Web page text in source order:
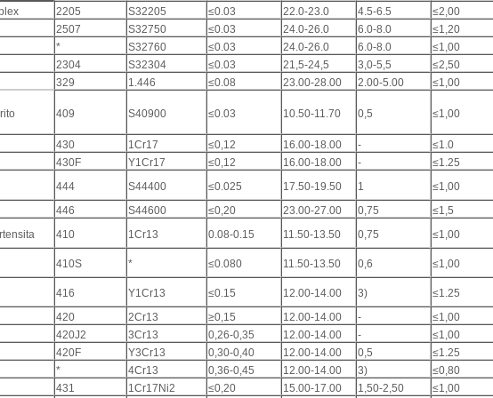
2205 S32205 ≤0.03 22.0-23.0 4.5-6.5 ≤2,00
2507
S32750 ≤0.03 24.0-26.0 6.0-8.0 ≤1,20
*
S32760 ≤0.03 24.0-26.0 6.0-8.0 ≤1,00
2304
S32304 ≤0.03 21,5-24,5 3,0-5,5 ≤2,50
329
1.446 ≤0.08 23.00-28.00 2.00-5.00 ≤1,00
409 S40900 ≤0.03 10.50-11.70 0,5 ≤1,00
430 1Cr17 ≤0,12 16.00-18.00 - ≤1.0
430F
Y1Cr17 ≤0,12 16.00-18.00 - ≤1.25
444
S44400 ≤0.025 17.50-19.50 1 ≤1,00
446
S44600 ≤0,20 23.00-27.00 0,75 ≤1,5
410 1Cr13 0.08-0.15 11.50-13.50 0,75 ≤1,00
410S * ≤0.080 11.50-13.50 0,6 ≤1,00
416 Y1Cr13 ≤0.15 12.00-14.00 3) ≤1.25
420
2Cr13 ≥0,15 12.00-14.00 - ≤1,00
420J2
3Cr13 0,26-0,35 12.00-14.00 - ≤1,00
420F
Y3Cr13 0,30-0,40 12.00-14.00 0,5 ≤1.25
*
4Cr13 0,36-0,45 12.00-14.00 3) ≤0,80
431
1Cr17Ni2 ≤0,20 15.00-17.00 1,50-2,50 ≤1,00